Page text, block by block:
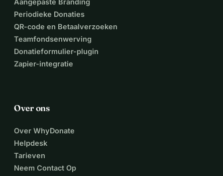
Aangepaste Branding
Periodieke Donaties
QR-code en Betaalverzoeken
Teamfondsenwerving
Donatieformulier-plugin
Zapier-integratie
Over ons
Over WhyDonate
Helpdesk
Tarieven
Neem Contact Op